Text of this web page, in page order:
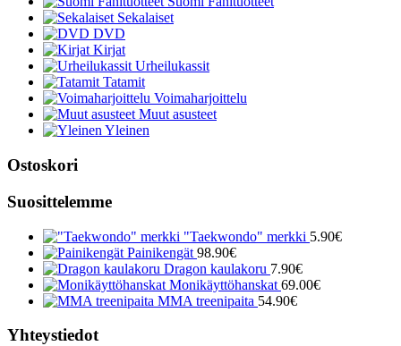
Sekalaiset
DVD
Kirjat
Urheilukassit
Tatamit
Voimaharjoittelu
Muut asusteet
Yleinen
Ostoskori
Suosittelemme
"Taekwondo" merkki 5.90€
Painikengät 98.90€
Dragon kaulakoru 7.90€
Monikäyttöhanskat 69.00€
MMA treenipaita 54.90€
Yhteystiedot